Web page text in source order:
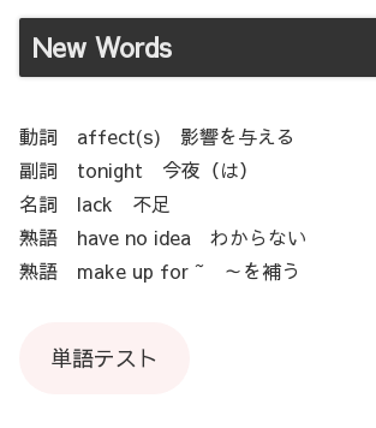
New Words
動詞 affect(s) 影響を与える
副詞 tonight 今夜（は）
名詞 lack 不足
熟語 have no idea わからない
熟語 make up for ~ ～を補う
単語テスト